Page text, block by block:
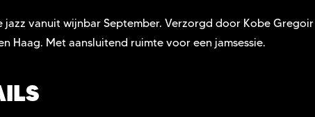
jazz vanuit wijnbar September. Verzorgd door Kobe
Haag. Met aansluitend ruimte voor een jamsessie.